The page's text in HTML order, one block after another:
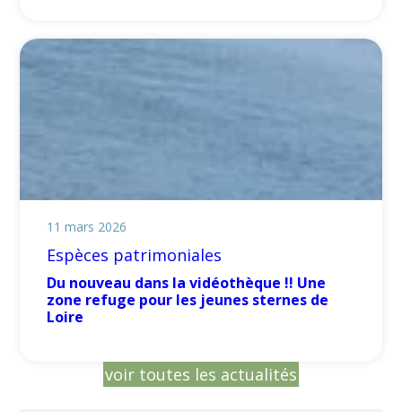
11 mars 2026
Espèces patrimoniales
Du nouveau dans la vidéothèque !! Une
zone refuge pour les jeunes sternes de
Loire
voir toutes les actualités